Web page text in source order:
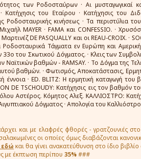
των Ροδοσταύρων · Αι μυσταγωγικαί
Κατήχησις του Εταίρου · Κατήχησις του
Ροδοσταυρικής κινήσεως · Τα περιστύλια
Μιχαήλ MAYER · FAMA και CONFESSIO. ·
DE PASQUALLY και οι REAU-CROIX. ·
Τάγματα εν Ευρώπη και Αμερική
του Σκωτικού Δόγματος. · Κλεις των
Ναϊτικών βαθμών - RAMSAY. · Το Δόγμα της
βαθμών. · Φωτισμός, Αποκατάστασις,
έννοια · ED. BLITZ: Η ερμητική καταγωγή
DE TSCHOUDY: Κατήχησις εις τον βαθμόν
Αστέρος. Κόμητος Αλεξ. ΚΑΛΛΙΟΣΤΡΟ:
Δόγματος · Απολογία του
και με ελαφρές φθορές - γρατζουνιές
οι οποίες όμως διαβάζονται
και θα γίνει ανακατεύθυνση στο ίδιο
με έκπτωση περίπου 35% ###